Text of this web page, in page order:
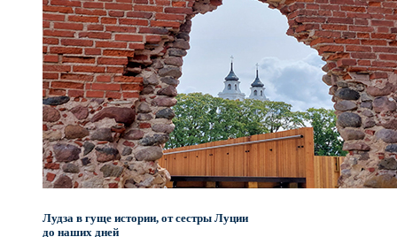
Лудза в гуще истории, от сестры Луции
до наших дней